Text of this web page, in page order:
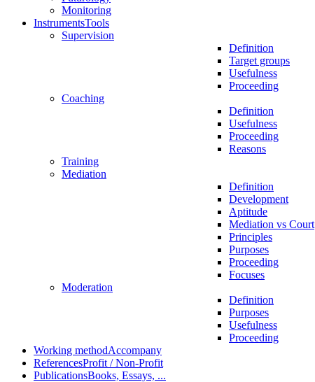
Monitoring
InstrumentsTools
Supervision
Definition
Target groups
Usefulness
Proceeding
Coaching
Definition
Usefulness
Proceeding
Reasons
Training
Mediation
Definition
Development
Aptitude
Mediation vs Court
Principles
Purposes
Proceeding
Focuses
Moderation
Definition
Purposes
Usefulness
Proceeding
Working methodAccompany
ReferencesProfit / Non-Profit
PublicationsBooks, Essays, ...